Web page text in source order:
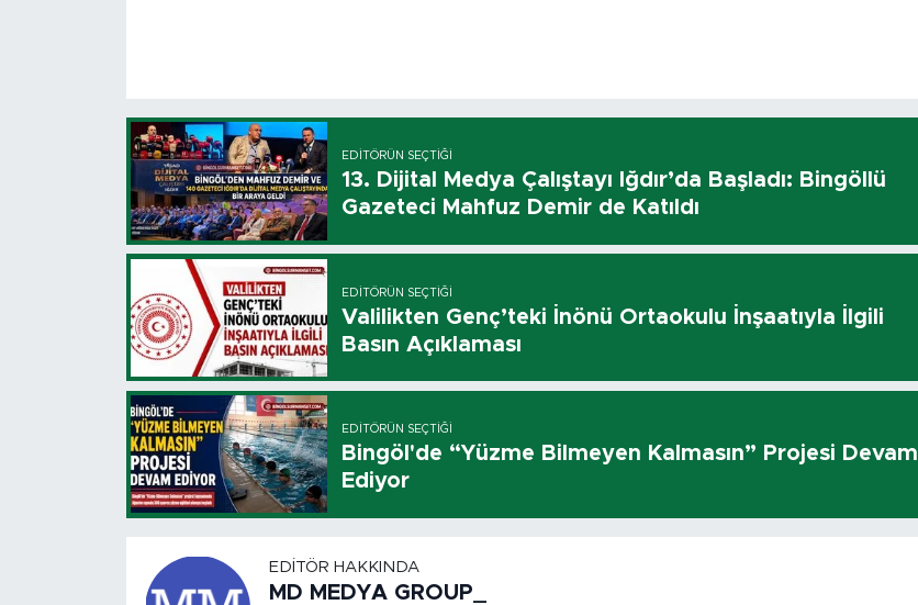
EDITÖRÜN SEÇTIĞI
13. Dijital Medya Çalıştayı Iğdır’da Başladı: Bingöllü
Gazeteci Mahfuz Demir de Katıldı
EDITÖRÜN SEÇTIĞI
Valilikten Genç’teki İnönü Ortaokulu İnşaatıyla İlgili
Basın Açıklaması
EDITÖRÜN SEÇTIĞI
Bingöl'de “Yüzme Bilmeyen Kalmasın” Projesi Devam
Ediyor
EDITÖR HAKKINDA
MD MEDYA GROUP_